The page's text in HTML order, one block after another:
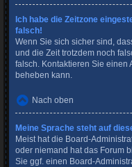
Ich habe die Zeitzone
falsch!
Wenn Sie sich sicher sind,
und die Zeit trotzdem noch
falsch. Kontaktieren Sie einen
beheben kann.
Nach oben
Meine Sprache steht auf
Meist hat die Board-
oder niemand hat das Forum
Sie ggf. einen Board-